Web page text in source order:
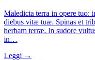
Maledicta terra in opere tuo:
diebus vitæ tuæ. Spinas et
herbam terræ. In sudore
in…
Leggi →